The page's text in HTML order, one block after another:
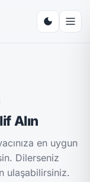
Alın
en uygun
Dilerseniz
ulaşabilirsiniz.